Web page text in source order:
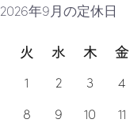
2026年9月の定休日
火 水 木 金
1 2 3 4
8 9 10 11